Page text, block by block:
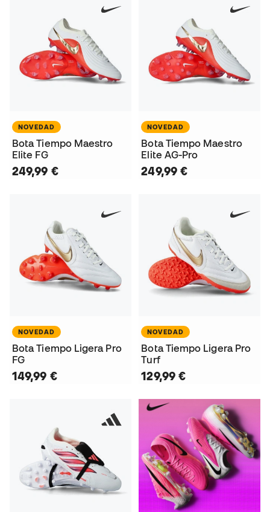
NOVEDAD
Bota Tiempo Maestro
Elite FG
249,99 €
NOVEDAD
Bota Tiempo Maestro
Elite AG-Pro
249,99 €
NOVEDAD
Bota Tiempo Ligera Pro
FG
149,99 €
NOVEDAD
Bota Tiempo Ligera Pro
Turf
129,99 €